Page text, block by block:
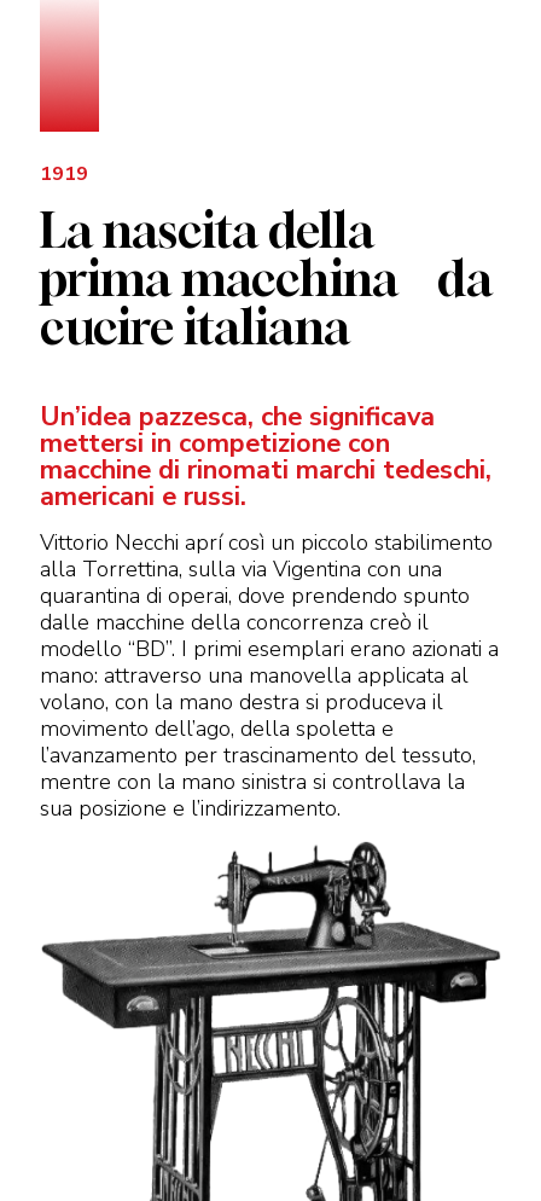
1919
La nascita della
prima macchina da
cucire italiana
Un’idea pazzesca, che significava
mettersi in competizione con
macchine di rinomati marchi tedeschi,
americani e russi.
Vittorio Necchi aprí così un piccolo stabilimento
alla Torrettina, sulla via Vigentina con una
quarantina di operai, dove prendendo spunto
dalle macchine della concorrenza creò il
modello “BD”. I primi esemplari erano azionati a
mano: attraverso una manovella applicata al
volano, con la mano destra si produceva il
movimento dell’ago, della spoletta e
l’avanzamento per trascinamento del tessuto,
mentre con la mano sinistra si controllava la
sua posizione e l’indirizzamento.